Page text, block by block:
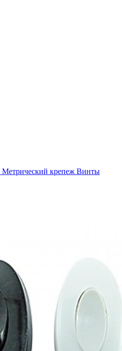
Метрический крепеж Винты